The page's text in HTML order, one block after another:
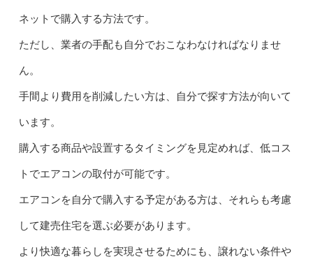
ネットで購入する方法です。
ただし、業者の手配も自分でおこなわなければなりませ
ん。
手間より費用を削減したい方は、自分で探す方法が向いて
います。
購入する商品や設置するタイミングを見定めれば、低コス
トでエアコンの取付が可能です。
エアコンを自分で購入する予定がある方は、それらも考慮
して建売住宅を選ぶ必要があります。
より快適な暮らしを実現させるためにも、譲れない条件や